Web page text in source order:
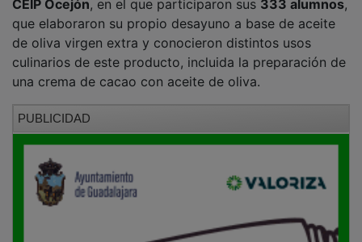
que elaboraron su propio desayuno a base de aceite
de oliva virgen extra y conocieron distintos usos
culinarios de este producto, incluida la preparación de
una crema de cacao con aceite de oliva.